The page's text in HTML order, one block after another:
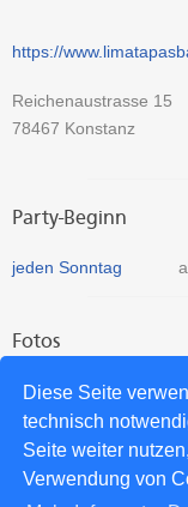
Diese Seite
technisch
Seite weiter
Verwendung von
https://
Reichenaustrasse 15
78467 Konstanz
Party-Beginn
jeden Sonntag
Fotos
Mehr Salsa